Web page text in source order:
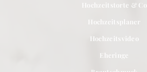
Hochzeitstorte & Co
Hochzeitsplaner
Hochzeitsvideo
Eheringe